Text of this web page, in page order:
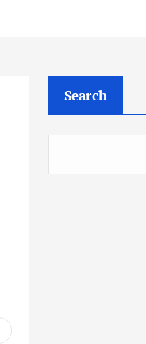
Search